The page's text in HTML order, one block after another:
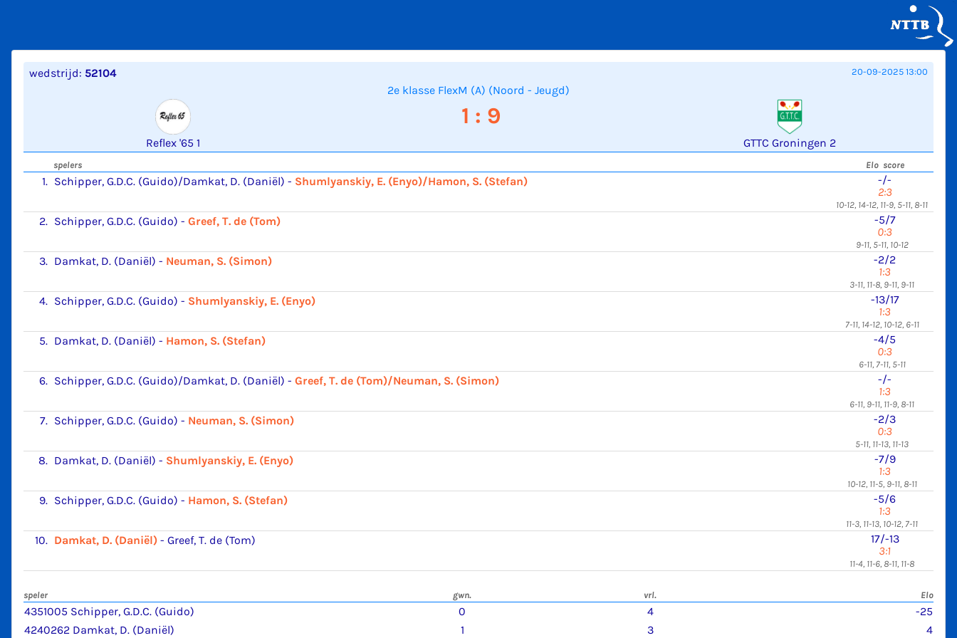
wedstrijd: 52104 20-09-2025 13:00
2e klasse FlexM (A) (Noord - Jeugd)
Reflex '65 1
1 : 9
GTTC Groningen 2
spelers Elo score
1. Schipper, G.D.C. (Guido)/Damkat, D. (Daniël) - Shumlyanskiy, E. (Enyo)/Hamon, S. (Stefan)
-/-
2:3
10-12, 14-12, 11-9, 5-11, 8-11
2. Schipper, G.D.C. (Guido) - Greef, T. de (Tom)
-5/7
0:3
9-11, 5-11, 10-12
3. Damkat, D. (Daniël) - Neuman, S. (Simon)
-2/2
1:3
3-11, 11-8, 9-11, 9-11
4. Schipper, G.D.C. (Guido) - Shumlyanskiy, E. (Enyo)
-13/17
1:3
7-11, 14-12, 10-12, 6-11
5. Damkat, D. (Daniël) - Hamon, S. (Stefan)
-4/5
0:3
6-11, 7-11, 5-11
6. Schipper, G.D.C. (Guido)/Damkat, D. (Daniël) - Greef, T. de (Tom)/Neuman, S. (Simon)
-/-
1:3
6-11, 9-11, 11-9, 8-11
7. Schipper, G.D.C. (Guido) - Neuman, S. (Simon)
-2/3
0:3
5-11, 11-13, 11-13
8. Damkat, D. (Daniël) - Shumlyanskiy, E. (Enyo)
-7/9
1:3
10-12, 11-5, 9-11, 8-11
9. Schipper, G.D.C. (Guido) - Hamon, S. (Stefan)
-5/6
1:3
11-3, 11-13, 10-12, 7-11
10. Damkat, D. (Daniël) - Greef, T. de (Tom)
17/-13
3:1
11-4, 11-6, 8-11, 11-8
speler gwn. vrl. Elo
4351005 Schipper, G.D.C. (Guido) 0 4
-25
4240262 Damkat, D. (Daniël)
1 3 4